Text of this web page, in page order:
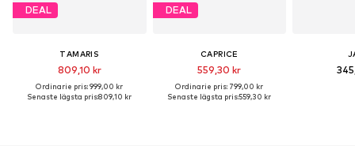
DEAL
TAMARIS
809,10 kr
Ordinarie pris: 999,00 kr
Senaste lägsta pris:809,10 kr
DEAL
CAPRICE
559,30 kr
Ordinarie pris: 799,00 kr
Senaste lägsta pris:559,30 kr